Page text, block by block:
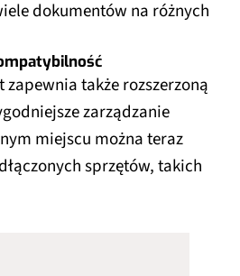
dokumentów na różnych
zapewnia także rozszerzoną
zarządzanie
miejscu można teraz
sprzętów, takich